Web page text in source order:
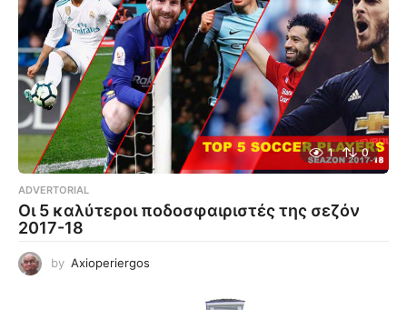
1 0
ADVERTORIAL
Οι 5 καλύτεροι ποδοσφαιριστές της σεζόν
2017-18
by Axioperiergos